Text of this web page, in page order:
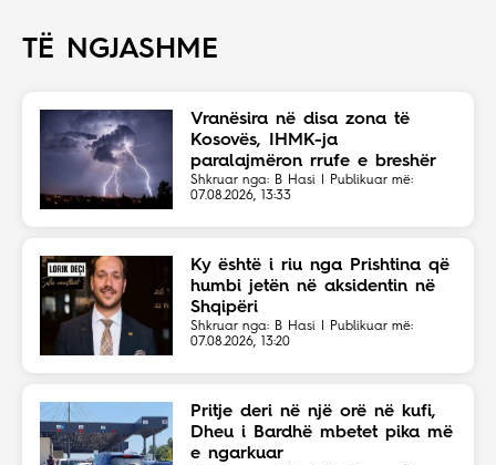
TË NGJASHME
Vranësira në disa zona të
Kosovës, IHMK-ja
paralajmëron rrufe e breshër
Shkruar nga: B Hasi | Publikuar më:
07.08.2026, 13:33
Ky është i riu nga Prishtina që
humbi jetën në aksidentin në
Shqipëri
Shkruar nga: B Hasi | Publikuar më:
07.08.2026, 13:20
Pritje deri në një orë në kufi,
Dheu i Bardhë mbetet pika më
e ngarkuar